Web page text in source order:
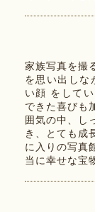
家族写真を撮
を思い出し
い顔 をして
できた喜びも
囲気の中、し
き、とても成
に入りの写真
当に幸せな宝